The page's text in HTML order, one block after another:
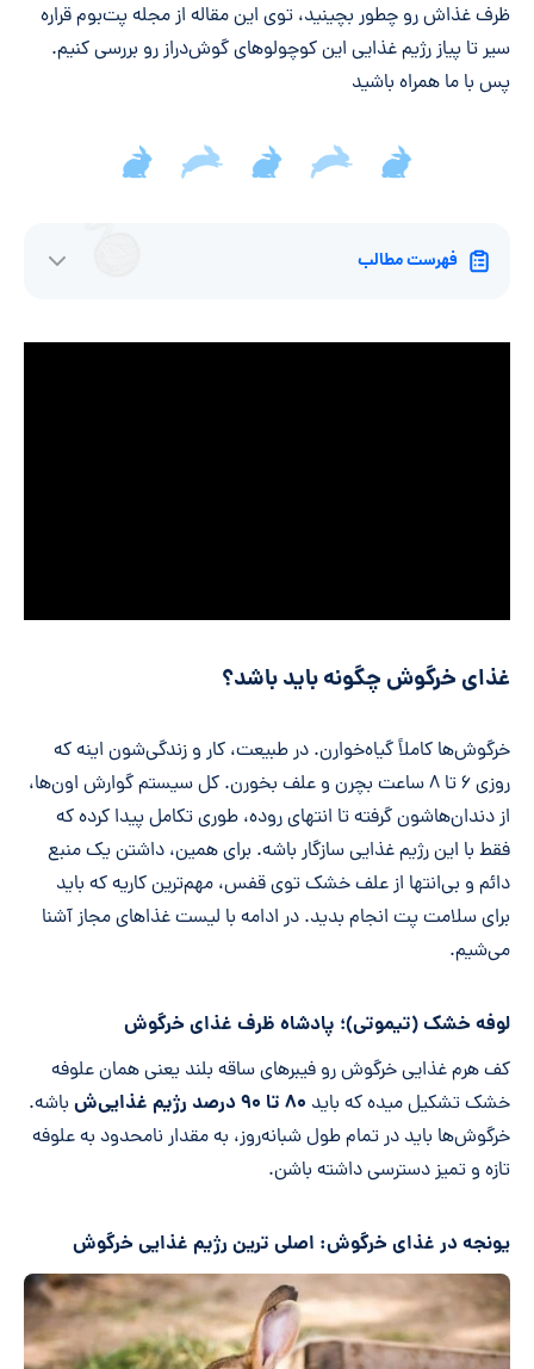
ظرف غذاش رو چطور بچینید، توی این مقاله از مجله پت‌بوم قراره
سیر تا پیاز رژیم غذایی این کوچولوهای گوش‌دراز رو بررسی کنیم.
پس با ما همراه باشید
فهرست مطالب
غذای خرگوش چگونه باید باشد؟
خرگوش‌ها کاملاً گیاه‌خوارن. در طبیعت، کار و زندگی‌شون اینه که
روزی ۶ تا ۸ ساعت بچرن و علف بخورن. کل سیستم گوارش اون‌ها،
از دندان‌هاشون گرفته تا انتهای روده، طوری تکامل پیدا کرده که
فقط با این رژیم غذایی سازگار باشه. برای همین، داشتن یک منبع
دائم و بی‌انتها از علف خشک توی قفس، مهم‌ترین کاریه که باید
برای سلامت پت انجام بدید. در ادامه با لیست غذاهای مجاز آشنا
می‌شیم.
لوفه خشک (تیموتی)؛ پادشاه ظرف غذای خرگوش
کف هرم غذایی خرگوش رو فیبرهای ساقه بلند یعنی همان علوفه
خشک تشکیل میده که باید ۸۰ تا ۹۰ درصد رژیم غذایی‌ش
باشه.
خرگوش‌ها باید در تمام طول شبانه‌روز، به مقدار نامحدود به علوفه
تازه و تمیز دسترسی داشته باشن.
یونجه در غذای خرگوش: اصلی ترین رژیم غذایی خرگوش